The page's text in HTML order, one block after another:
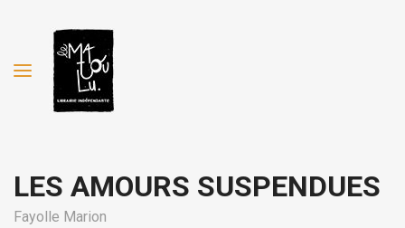
LES AMOURS SUSPENDUES
Fayolle Marion